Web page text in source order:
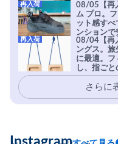
08/05【再
ム プロ。
ット感す
ンションで
実現。進化
を凌駕する
安心感。
再入荷
08/04【再
ングス。旅
に最適。フ
し、指ご
イマーの指
再入荷
さらに